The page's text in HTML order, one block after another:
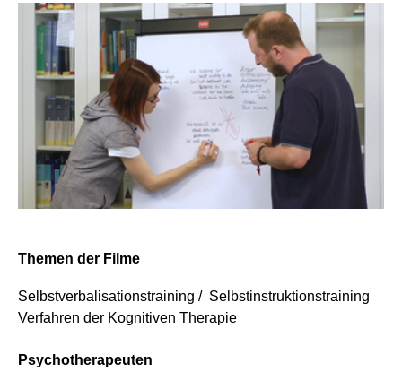
Themen der Filme
Selbstverbalisationstraining / Selbstinstruktionstraining
Verfahren der Kognitiven Therapie
Psychotherapeuten